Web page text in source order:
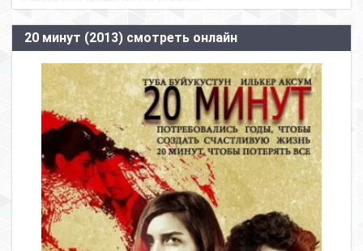
20 минут (2013) смотреть онлайн